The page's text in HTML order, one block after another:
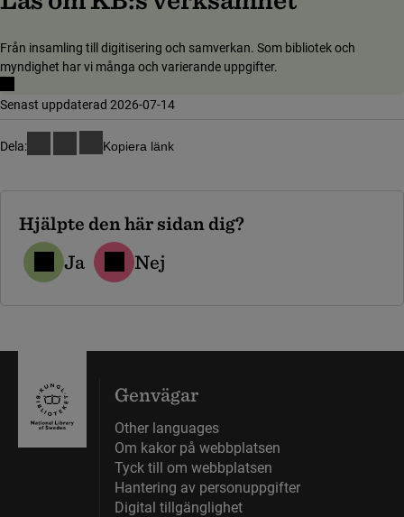
Från insamling till digitisering och samverkan. Som bibliotek och
myndighet har vi många och varierande uppgifter.
Senast uppdaterad 2026-07-14
Dela: Kopiera länk
Hjälpte den här sidan dig?
Ja Nej
Genvägar
Other languages
Om kakor på webbplatsen
Tyck till om webbplatsen
Hantering av personuppgifter
Digital tillgänglighet